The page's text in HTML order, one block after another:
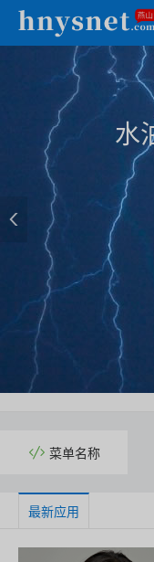
水

 菜单名称
最新应用